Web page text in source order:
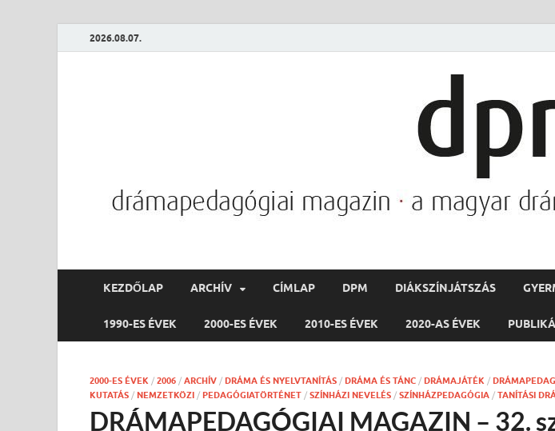
2026.08.07.
KEZDŐLAP ARCHÍV CÍMLAP DPM DIÁKSZÍNJÁTSZÁS
1990-ES ÉVEK 2000-ES ÉVEK 2010-ES ÉVEK 2020-AS ÉVEK
2000-ES ÉVEK / 2006 / ARCHÍV / DRÁMA ÉS NYELVTANÍTÁS / DRÁMA ÉS TÁNC / DRÁMAJÁTÉK /
KUTATÁS / NEMZETKÖZI / PEDAGÓGIATÖRTÉNET / SZÍNHÁZI NEVELÉS / SZÍNHÁZPEDAGÓGIA / TANÍTÁSI
DRÁMAPEDAGÓGIAI MAGAZIN – 32.